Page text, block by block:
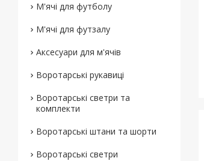
М'ячі для футболу
М'ячі для футзалу
Аксесуари для м'ячів
Воротарські рукавиці
Воротарські светри та
комплекти
Воротарські штани та шорти
Воротарські светри